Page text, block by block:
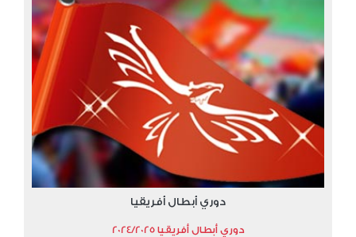
دوري أبطال أفريقيا
دوري أبطال أفريقيا 2024/2025